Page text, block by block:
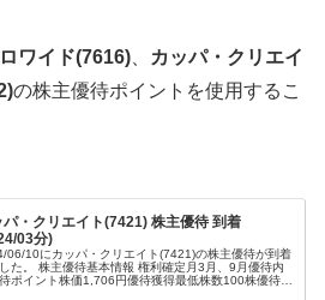
ワイド(7616)
カッパ・クリエイ
の株主優待ポイントを使用するこ
パ・クリエイト(7421) 株主優待 到着
03分)
06/10にカッパ・クリエイト(7421)の株主優待が到着
た。 株主優待基本情報 権利確定月3月、9月優待内
ポイント株価1,706円優待獲得最低株数100株優待獲